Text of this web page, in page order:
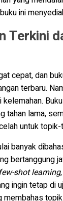
ini
Terkini
cepat, dan
terbaru.
tahan lama,
untuk topik-
banyak
bertanggung
few-shot learning
ingin tetap di
membahas